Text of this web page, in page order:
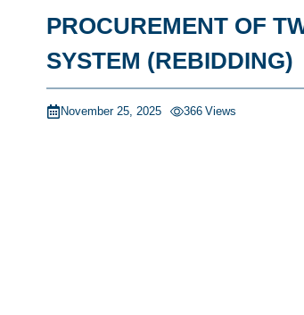
PROCUREMENT OF
SYSTEM (REBIDDING)
November 25, 2025 366 Views